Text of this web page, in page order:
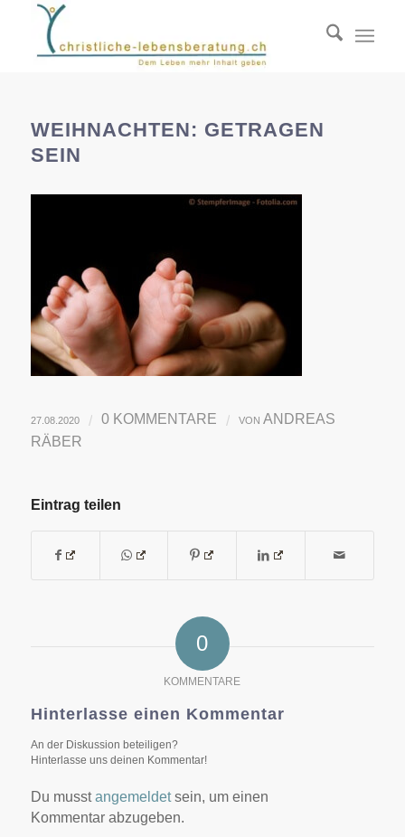
WEIHNACHTEN: GETRAGEN
SEIN
27.08.2020 / 0 KOMMENTARE / VON ANDREAS
RÄBER
Eintrag teilen
0
KOMMENTARE
Hinterlasse einen Kommentar
An der Diskussion beteiligen?
Hinterlasse uns deinen Kommentar!
Du musstangemeldetsein, um einen
Kommentar abzugeben.